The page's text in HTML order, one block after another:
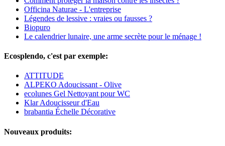
Officina Naturae - L'entreprise
Légendes de lessive : vraies ou fausses ?
Biopuro
Le calendrier lunaire, une arme secrète pour le ménage !
Ecosplendo, c'est par exemple:
ATTITUDE
ALPEKO Adoucissant - Olive
ecolunes Gel Nettoyant pour WC
Klar Adoucisseur d'Eau
brabantia Échelle Décorative
Nouveaux produits: